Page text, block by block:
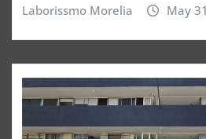
Laborissmo Morelia May